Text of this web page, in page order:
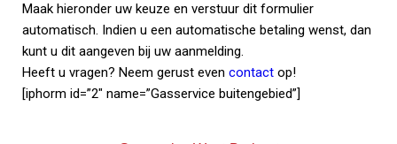
Maak hieronder uw keuze en verstuur dit formulier
automatisch. Indien u een automatische betaling wenst, dan
kunt u dit aangeven bij uw aanmelding.
Heeft u vragen? Neem gerust even contact op!
[iphorm id=”2″ name=”Gasservice buitengebied”]